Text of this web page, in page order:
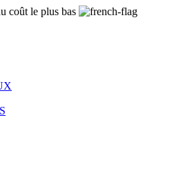
coût le plus bas